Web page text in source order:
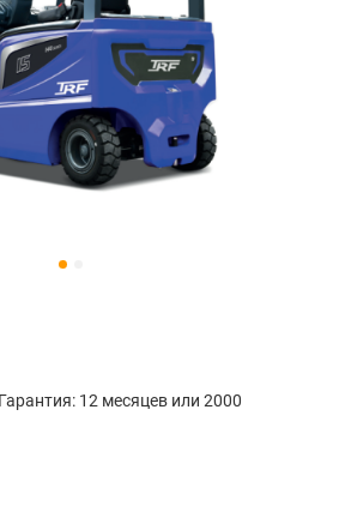
Гарантия: 12 месяцев или 2000